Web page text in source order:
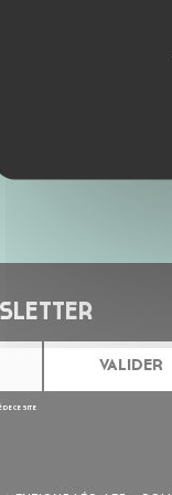
de ce site